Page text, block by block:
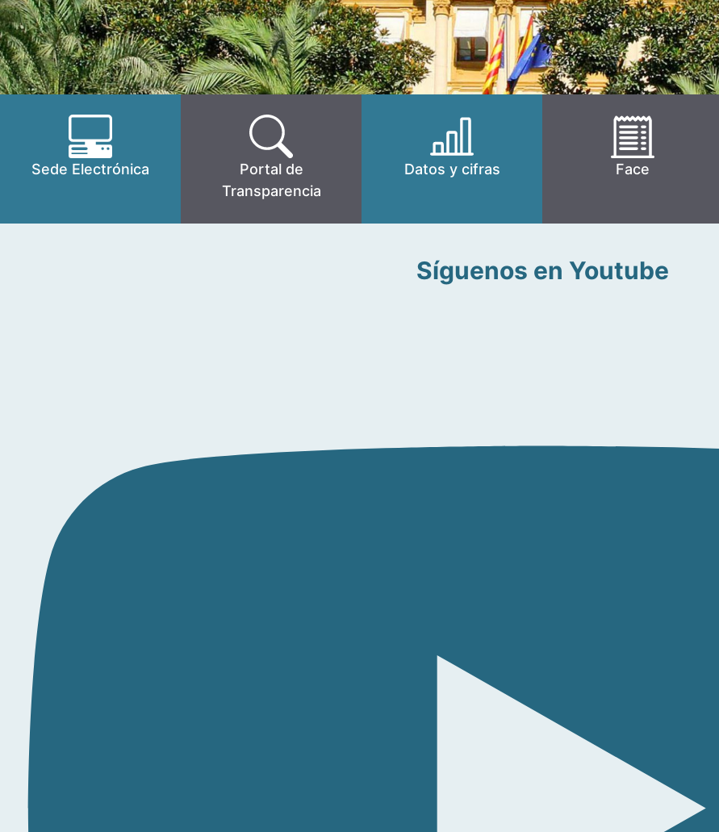
Sede Electrónica
Portal de
Transparencia
Datos y cifras Face
Síguenos en Youtube